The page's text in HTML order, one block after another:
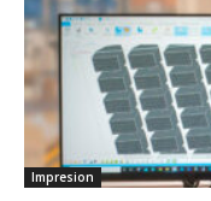
Impresion